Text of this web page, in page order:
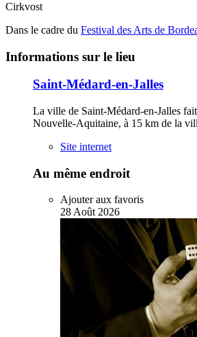
Cirkvost
Dans le cadre du Festival des Arts de
Informations sur le lieu
Saint-Médard-en-Jalles
La ville de Saint-Médard-en-Jalles
Nouvelle-Aquitaine, à 15 km de la
Site internet
Au même endroit
Ajouter aux favoris
28Août 2026